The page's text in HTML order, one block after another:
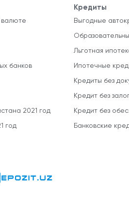
валюте
банков
2021 год
год
Кредиты
Выгодные
Льготная
Ипотечные
Кредиты без
Кредит без
Кредит без
Банковские